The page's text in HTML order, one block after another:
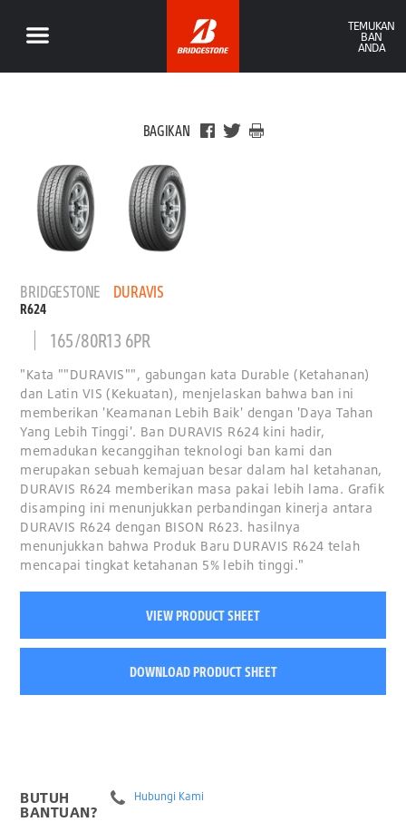
TEMUKAN
BAN
ANDA
BAGIKAN
BRIDGESTONE DURAVIS
R624
165/80R13 6PR
"Kata ""DURAVIS"", gabungan kata Durable (Ketahanan)
dan Latin VIS (Kekuatan), menjelaskan bahwa ban ini
memberikan 'Keamanan Lebih Baik' dengan 'Daya Tahan
Yang Lebih Tinggi'. Ban DURAVIS R624 kini hadir,
memadukan kecanggihan teknologi ban kami dan
merupakan sebuah kemajuan besar dalam hal ketahanan,
DURAVIS R624 memberikan masa pakai lebih lama. Grafik
disamping ini menunjukkan perbandingan kinerja antara
DURAVIS R624 dengan BISON R623. hasilnya
menunjukkan bahwa Produk Baru DURAVIS R624 telah
mencapai tingkat ketahanan 5% lebih tinggi."
VIEW PRODUCT SHEET
DOWNLOAD PRODUCT SHEET
BUTUH
BANTUAN?
Hubungi Kami